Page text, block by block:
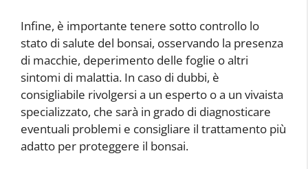
Infine, è importante tenere sotto controllo lo
stato di salute del bonsai, osservando la presenza
di macchie, deperimento delle foglie o altri
sintomi di malattia. In caso di dubbi, è
consigliabile rivolgersi a un esperto o a un vivaista
specializzato, che sarà in grado di diagnosticare
eventuali problemi e consigliare il trattamento più
adatto per proteggere il bonsai.